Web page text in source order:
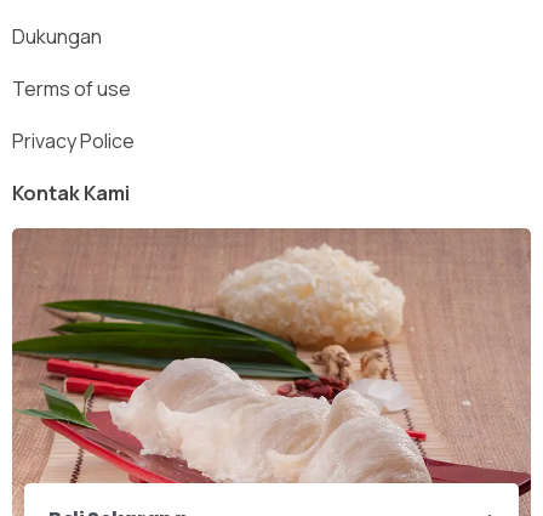
Dukungan
Terms of use
Privacy Police
Kontak Kami